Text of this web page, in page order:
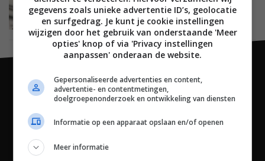
NETWERK EN STREAMING
17 DECEMBER 2022
Lossless via Bluetooth – hoge kwaliteit muziek
streamen over Bluetooth?
gegevens zoals unieke advertentie ID’s, geolocatie
en surfgedrag. Je kunt je cookie instellingen
wijzigen door het gebruik van onderstaande 'Meer
opties' knop of via 'Privacy instellingen
aanpassen' onderaan de website.
Gepersonaliseerde advertenties en content,
advertentie- en contentmetingen,
doelgroepenonderzoek en ontwikkeling van diensten
Informatie op een apparaat opslaan en/of openen
Meer informatie